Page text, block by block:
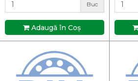
Buc
Adaugă în Coş